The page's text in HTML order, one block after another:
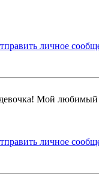
девочка! Мой